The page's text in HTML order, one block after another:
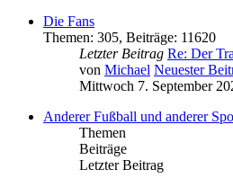
Die Fans
Themen: 305, Beiträge: 11620
Letzter Beitrag Re: Der
von Michael Neuester
Mittwoch 7. September
Anderer Fußball und anderer
Themen
Beiträge
Letzter Beitrag